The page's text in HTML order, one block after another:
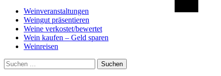
Weinveranstaltungen
Weingut präsentieren
Weine verkostet/bewertet
Wein kaufen – Geld sparen
Weinreisen
Suchen
nach: